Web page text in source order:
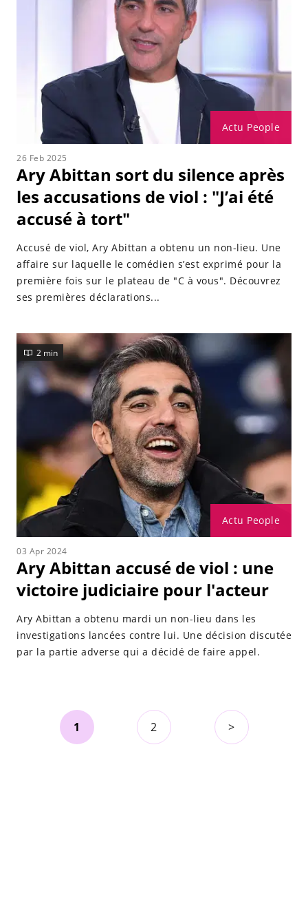
Actu People
26 Feb 2025
Ary Abittan sort du silence après
les accusations de viol : "J’ai été
accusé à tort"
Accusé de viol, Ary Abittan a obtenu un non-lieu. Une
affaire sur laquelle le comédien s’est exprimé pour la
première fois sur le plateau de "C à vous". Découvrez
ses premières déclarations...
Actu People
2 min
03 Apr 2024
Ary Abittan accusé de viol : une
victoire judiciaire pour l'acteur
Ary Abittan a obtenu mardi un non-lieu dans les
investigations lancées contre lui. Une décision discutée
par la partie adverse qui a décidé de faire appel.
1 2 >